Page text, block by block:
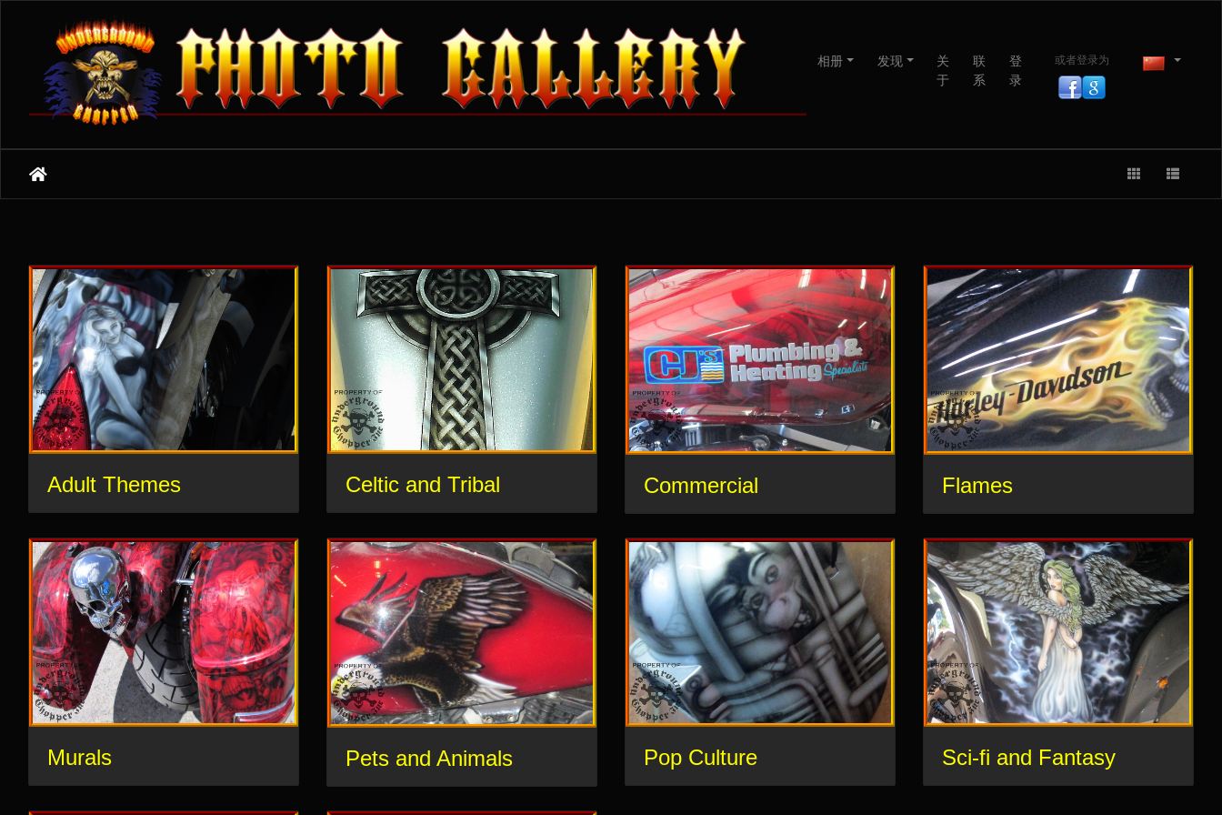
相册 发现
关
于
联
系
登
录
或者登录为
Adult Themes Celtic and Tribal Commercial Flames
Murals Pets and Animals Pop Culture Sci-fi and Fantasy